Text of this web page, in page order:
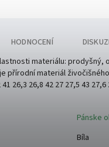
HODNOCENÍ
materiálu:
přírodní materiál
26,3 26,8 42 27 27,5 43
Pánske
Bíla